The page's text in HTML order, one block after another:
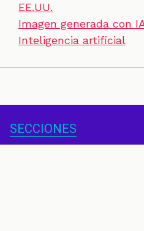
EE.UU.
Imagen generada con
Inteligencia artificial
SECCIONES